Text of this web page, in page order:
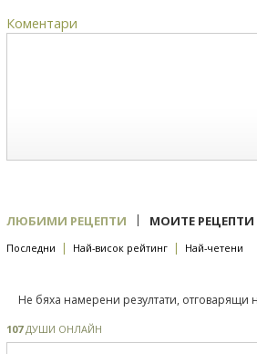
Коментари
ЛЮБИМИ РЕЦЕПТИ | МОИТЕ РЕЦЕПТИ
Последни | Най-висок рейтинг | Най-четени
Не бяха намерени резултати, отговарящи
107ДУШИ ОНЛАЙН